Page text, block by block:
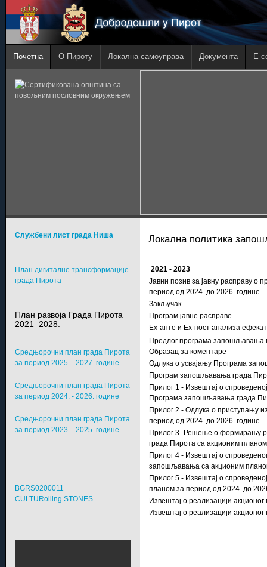
Почетна О Пироту Локална самоуправа Документа E-
Локална политика
2021 - 2023
Јавни позив за јавну расправу
период од 2024. до 2026. године
Закључак
Програм јавне расправе
Еx-анте и Еx-пост анализа
Предлог програма запошљавања
Образац за коментаре
Одлука о усвајању Програма
Програм запошљавања града
Прилог 1 - Извештај о
Програма запошљавања града
Прилог 2 - Одлука о приступању
период од 2024. до 2026. године
Прилог 3 -Решење о формирању
града Пирота са акционим
Прилог 4 - Извештај о
запошљавања са акционим
Прилог 5 - Извештај о
планом за период од 2024. до
Извештај о реализацији
Извештај о реализацији
Службени лист града Ниша
План дигиталне трансформације
града Пирота
План развоја Града Пирота
2021–2028.
Средњорочни план града Пирота
за период 2025. - 2027. године
Средњорочни план града Пирота
за период 2024. - 2026. године
Средњорочни план града Пирота
за период 2023. - 2025. године
BGRS0200011
CULTURolling STONES